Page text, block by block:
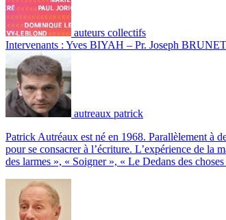
auteurs collectifs
Intervenants : Yves BIYAH – Pr. Joseph
autreaux patrick
Patrick Autréaux est né en 1968. Parallèlement à
pour se consacrer à l’écriture. L’expérience de la
des larmes », « Soigner », « Le Dedans des